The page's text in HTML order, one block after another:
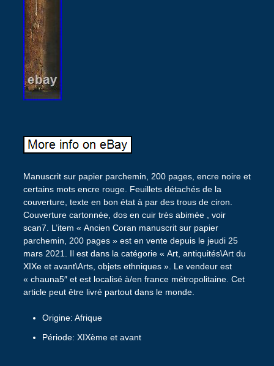
Manuscrit sur papier parchemin, 200 pages, encre noire et
certains mots encre rouge. Feuillets détachés de la
couverture, texte en bon état à par des trous de ciron.
Couverture cartonnée, dos en cuir très abimée , voir
scan7. L’item « Ancien Coran manuscrit sur papier
parchemin, 200 pages » est en vente depuis le jeudi 25
mars 2021. Il est dans la catégorie « Art, antiquités\Art du
XIXe et avant\Arts, objets ethniques ». Le vendeur est
« chauna5″ et est localisé à/en france métropolitaine. Cet
article peut être livré partout dans le monde.
Origine: Afrique
Période: XIXème et avant